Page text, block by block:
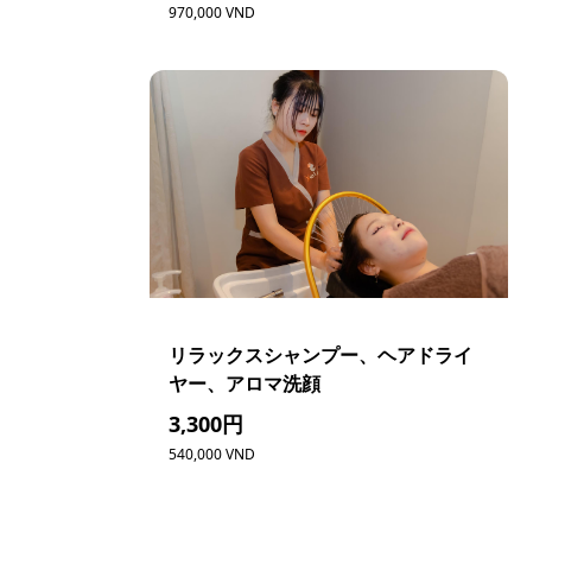
970,000 VND
リラックスシャンプー、ヘアドライ
ヤー、アロマ洗顔
3,300円
540,000 VND